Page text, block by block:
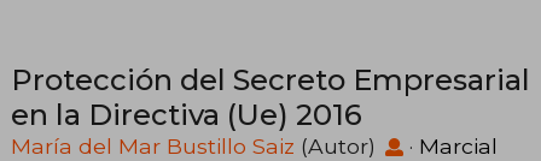
Protección del Secreto Empresarial
en la Directiva (Ue) 2016
María del Mar Bustillo Saiz (Autor) · Marcial